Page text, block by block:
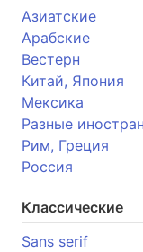
Азиатские
Арабские
Вестерн
Китай, Япония
Мексика
Разные
Рим, Греция
Россия
Классические
Sans serif